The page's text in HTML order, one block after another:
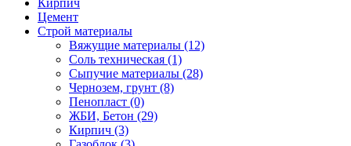
Кирпич
Цемент
Строй материалы
Вяжущие материалы (12)
Соль техническая (1)
Сыпучие материалы (28)
Чернозем, грунт (8)
Пенопласт (0)
ЖБИ, Бетон (29)
Кирпич (3)